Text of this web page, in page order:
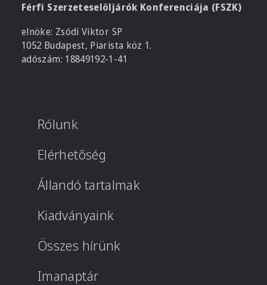
Férfi Szerzeteselöljárók Konferenciája (FSZK)
elnöke: Zsódi Viktor SP
1052 Budapest, Piarista köz 1.
adószám: 18849192-1-41
Rólunk
Elérhetőség
Állandó tartalmak
Kiadványaink
Összes hírünk
Imanaptár